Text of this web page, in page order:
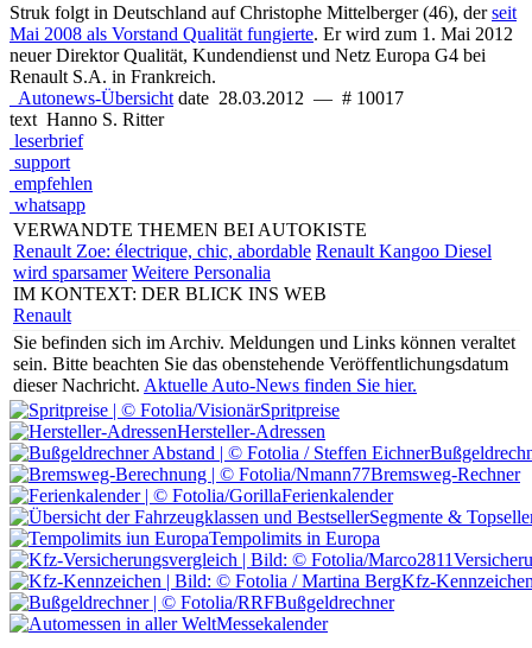
Struk folgt in Deutschland auf Christophe Mittelberger (46), derseit
Mai 2008 als Vorstand Qualität fungierte. Er wird zum 1. Mai 2012
neuer Direktor Qualität, Kundendienst und Netz Europa G4 bei
Renault S.A. in Frankreich.
Autonews-Übersicht date 28.03.2012 — # 10017
text Hanno S. Ritter
leserbrief
support
empfehlen
whatsapp
VERWANDTE THEMEN BEI AUTOKISTE
Renault Zoe: électrique, chic, abordable Renault Kangoo Diesel
wird sparsamer Weitere Personalia
IM KONTEXT: DER BLICK INS WEB
Renault
Sie befinden sich im Archiv. Meldungen und Links können veraltet
sein. Bitte beachten Sie das obenstehende Veröffentlichungsdatum
dieser Nachricht. Aktuelle Auto-News finden Sie hier.
Spritpreise
Hersteller-Adressen
Bremsweg-Rechner
Ferienkalender
Segmente &
Tempolimits in Europa
Kfz-
Bußgeldrechner
Messekalender